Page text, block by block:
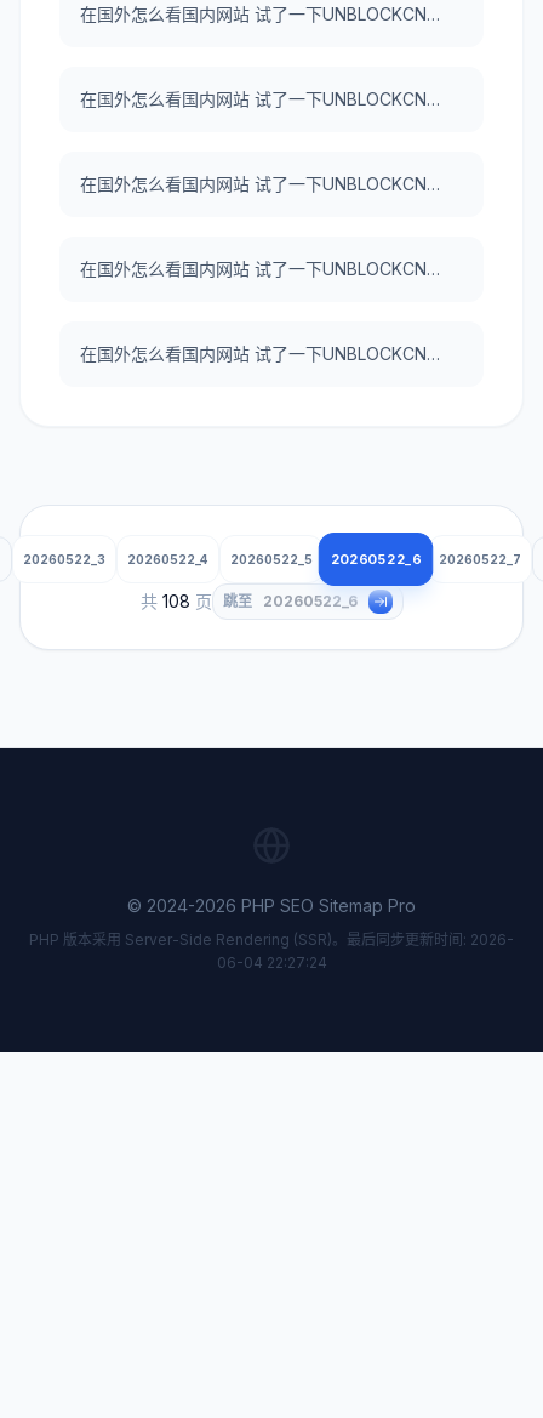
在国外怎么看国内网站 试了一下UNBLOCKCN，真好用。
在国外怎么看国内网站 试了一下UNBLOCKCN，真好用。
在国外怎么看国内网站 试了一下UNBLOCKCN，真好用。
在国外怎么看国内网站 试了一下UNBLOCKCN，真好用。
在国外怎么看国内网站 试了一下UNBLOCKCN，真好用。
20260522_3 20260522_4 20260522_5 20260522_6 20260522_7
共 108 页 跳至
© 2024-2026 PHP SEO Sitemap Pro
PHP 版本采用 Server-Side Rendering (SSR)。最后同步更新时间: 2026-
06-04 22:27:24